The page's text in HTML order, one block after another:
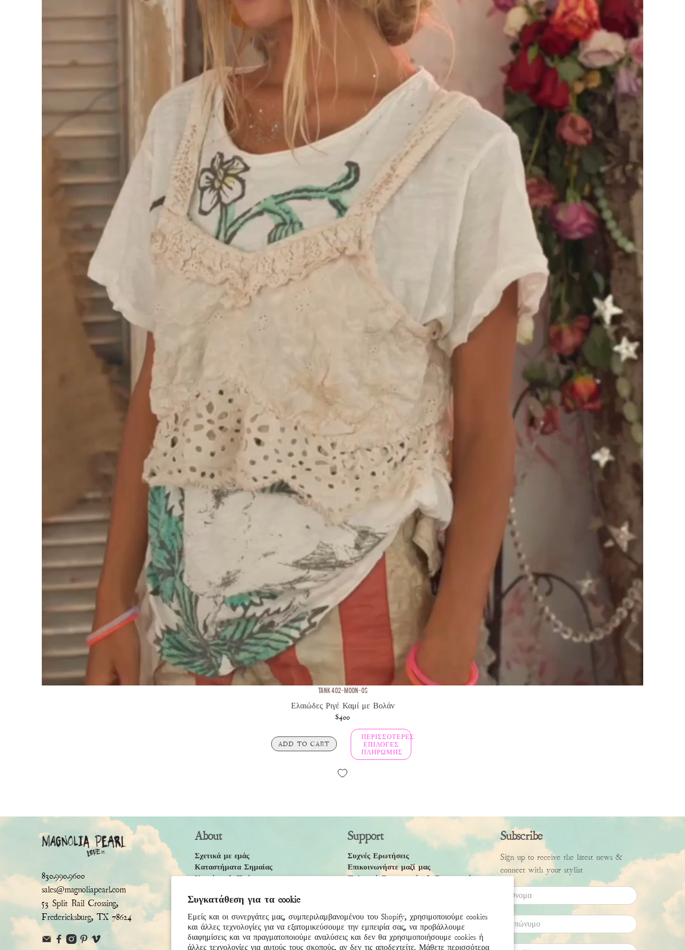
Συγκατάθεση για τα cookie
Εμείς και οι συνεργάτες μας, συμπεριλαμβανομένου του Shopify, χρησιμοποιούμε cookies
και άλλες τεχνολογίες για να εξατομικεύσουμε την εμπειρία σας, να προβάλλουμε
διαφημίσεις και να πραγματοποιούμε αναλύσεις και δεν θα χρησιμοποιήσουμε cookies ή
άλλες τεχνολογίες για αυτούς τους σκοπούς, αν δεν τις αποδεχτείτε. Μάθετε περισσότερα
TANK 402-MOON-OS
Ελαιώδες Ριγέ Καμί με Βολάν
$400
ADD TO CART
ΠΕΡΙΣΣΌΤΕΡΕΣ
ΕΠΙΛΟΓΈΣ
ΠΛΗΡΩΜΉΣ
830.990.9600
sales@magnoliapearl.com
53 Split Rail Crossing,
Fredericksburg, TX 78624
About
Σχετικά με εμάς
Καταστήματα Σημαίας
Καριέρες & Πράκτορες
Όροι & Προϋποθέσεις
Support
Συχνές Ερωτήσεις
Επικοινωνήστε μαζί μας
Πολιτική Επιστροφών & Επιστροφών
Subscribe
Sign up to receive the latest news &
connect with your stylist
Όνομα
Επώνυμο